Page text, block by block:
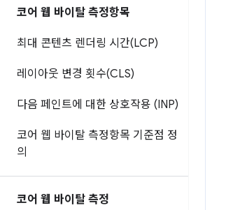
코어 웹 바이탈 측정항목
최대 콘텐츠 렌더링 시간(LCP)
레이아웃 변경 횟수(CLS)
다음 페인트에 대한 상호작용 (INP)
코어 웹 바이탈 측정항목 기준점 정
의
코어 웹 바이탈 측정